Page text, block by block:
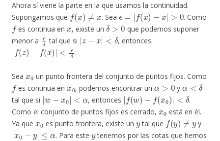
Ahora sí viene la parte en la que usamos la continuidad.
Supongamos que
f(x)≠x
. Sea
ϵ=|f(x)−x|>0
. Como
f
es continua en
x
, existe un
δ>0
que podemos suponer
menor a
ϵ4
tal que si
|z−x|<δ
, entonces
|f(z)− f( x)| <ϵ 4
.
Sea un punto frontera del conjunto de puntos fijos. Como
f
es continua en
x0
, podemos encontrar un
α>0
y
α<δ
tal que si
|w−x0|< α
, entonces
|f(w) −f( x0 )| <δ
.
Como el conjunto de puntos fijos es cerrado,
x0
está en él.
Ya que
x 0
es punto frontera, existe un
y
tal que
f(y)≠ y
y
|x 0−y |≤ α
. Para este
y
tenemos por las cotas que hemos